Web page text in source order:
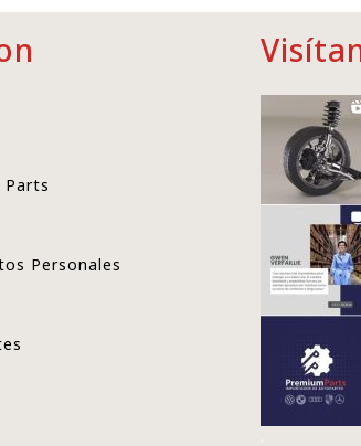
Parts
Personales
.